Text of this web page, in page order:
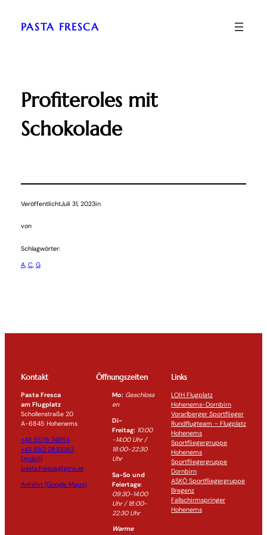
Inhalt
springen
PASTA FRESCA
Profiteroles mit
Schokolade
VeröffentlichtJuli 31, 2023in
von
Schlagwörter:
A, C G
Kontakt
Pasta Fresca
am Flugplatz
Schollenstraße 20
A-6845 Hohenems
+43 5576 74954
+43 650 2833263
(mobil)
pasta.fresca@gmx.at
Anfahrt (Google Maps)
Öffnungszeiten
Mo: Geschloss
en
Di-
Freitag: 10:00
-14:00 Uhr /
18:00-22:30
Uhr
Sa-So und
Feiertage:
09:30-14:00
Uhr / 18:00-
22:30Uhr
Warme
Links
LOIH Flugplatz
Hohenems-Dornbirn
Vorarlberger Sportflieger
Rundflugteam – Flugplatz
Hohenems
Sportfliegergruppe
Hohenems
Sportfliegergruppe
Dornbirn
ASKÖ Sportfliegergruppe
Bregenz
Fallschirmspringer
Hohenems